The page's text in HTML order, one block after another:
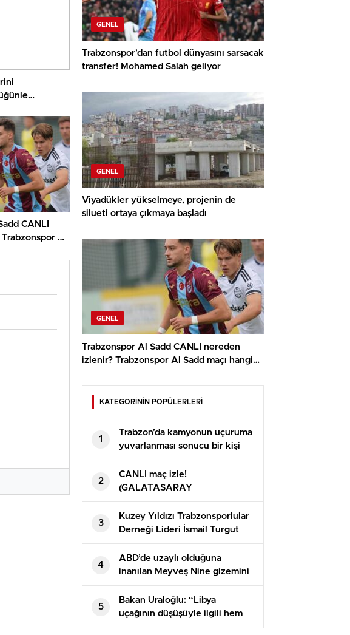
CANLI
Al
GENEL
Trabzonspor’dan futbol dünyasını sarsacak
transfer! Mohamed Salah geliyor
GENEL
Viyadükler yükselmeye, projenin de
silueti ortaya çıkmaya başladı
GENEL
Trabzonspor Al Sadd CANLI nereden
izlenir? Trabzonspor Al Sadd maçı hangi
KATEGORİNİN POPÜLERLERİ
1
Trabzon’da kamyonun uçuruma
yuvarlanması sonucu bir kişi
öldü
2
CANLI maç izle!
(GALATASARAY
TRABZONSPOR) Canlı şifresiz
donmadan HD maç izle! GS TS
maçı nereden izlenir?
3
Kuzey Yıldızı Trabzonsporlular
Derneği Lideri İsmail Turgut
Öksüz’ün babası vefat etti
4
ABD’de uzaylı olduğuna
inanılan Meyveş Nine gizemini
koruyor
5
Bakan Uraloğlu: “Libya
uçağının düşüşüyle ilgili hem
bizim kaza kırım gruplarımızın